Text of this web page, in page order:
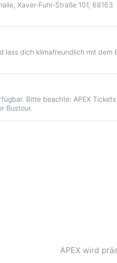
APEX wird
Xaver-Fuhr-Straße 101, 68163
lass dich klimafreundlich mit dem
Bitte beachte: APEX
Bustour.